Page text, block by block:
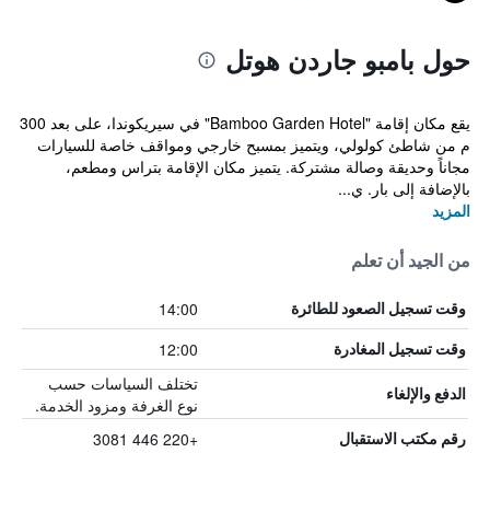
حول بامبو جاردن هوتل
يقع مكان إقامة "Bamboo Garden Hotel" في سيريكوندا، على بعد 300
م من شاطئ كولولي، ويتميز بمسبح خارجي ومواقف خاصة للسيارات
مجاناً وحديقة وصالة مشتركة. يتميز مكان الإقامة بتراس ومطعم،
بالإضافة إلى بار. ي...
المزيد
من الجيد أن تعلم
وقت تسجيل الصعود للطائرة 14:00
وقت تسجيل المغادرة 12:00
الدفع والإلغاء
تختلف السياسات حسب
نوع الغرفة ومزود الخدمة.
رقم مكتب الاستقبال +220 446 3081